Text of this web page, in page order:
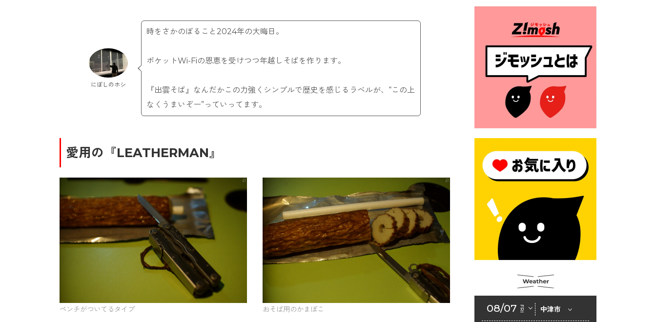
にぼしのホシ
時をさかのぼること2024年の大晦日。
ポケットWi-Fiの恩恵を受けつつ年越しそばを作ります。
『出雲そば』なんだかこの力強くシンプルで歴史を感じるラベルが、“この上
なくうまいぞー”っていってます。
愛用の『LEATHERMAN』
ペンチがついてるタイプ おそば用のかまぼこ
（令和８年４月１日施行）
格改定
2026年6月23日 公告一覧（市
内業者対象）を更新しまし
2026年6月23日 （一財）豊前
市佐野・則尾育英会奨学生募
2026年6月18日 セアカゴケグ
モにご注意ください！
ェルターの指定
2026年6月10日 令和８年経済
センサス-活動調査
2026年6月9日 令和８年第３
回定例会「一般質問一覧表」
2026年6月5日 新婚世帯の家
2026年6月2日 戸籍に氏名の
振り仮名が記載されます
08/07 FRI 中津市